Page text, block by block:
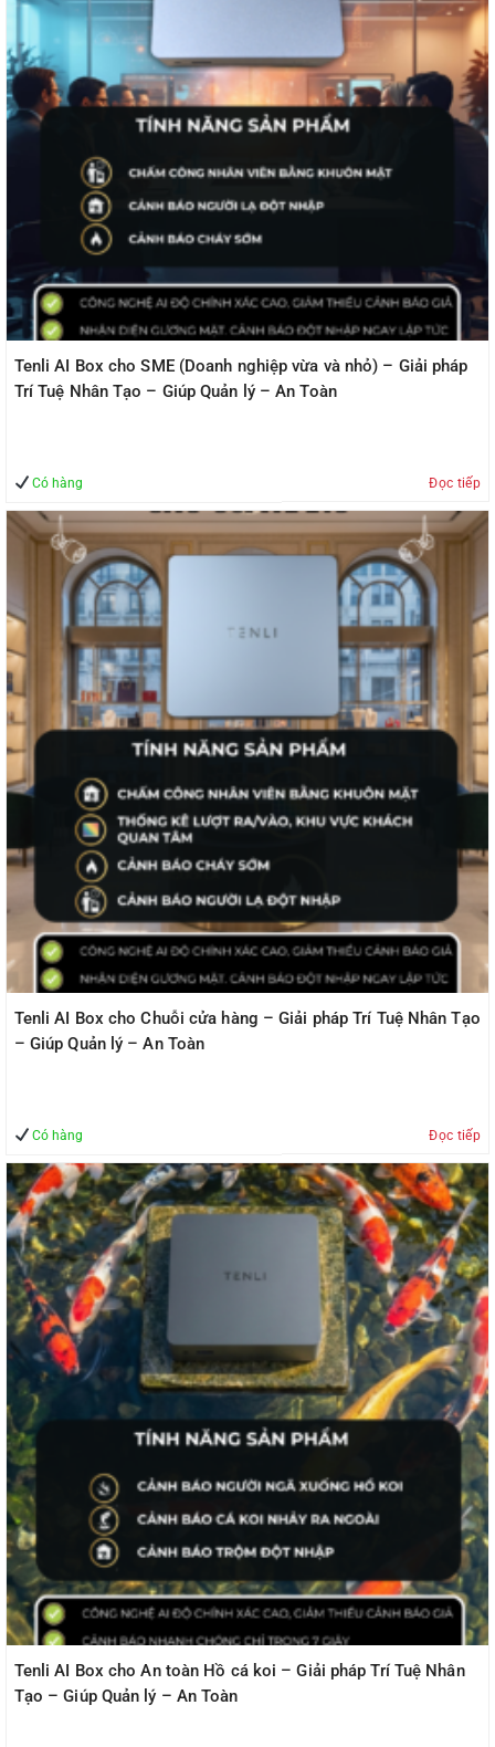
Tenli AI Box cho SME (Doanh nghiệp vừa và nhỏ) – Giải pháp
Trí Tuệ Nhân Tạo – Giúp Quản lý – An Toàn
Có hàng Đọc tiếp
Tenli AI Box cho Chuỗi cửa hàng – Giải pháp Trí Tuệ Nhân Tạo
– Giúp Quản lý – An Toàn
Có hàng Đọc tiếp
Tenli AI Box cho An toàn Hồ cá koi – Giải pháp Trí Tuệ Nhân
Tạo – Giúp Quản lý – An Toàn